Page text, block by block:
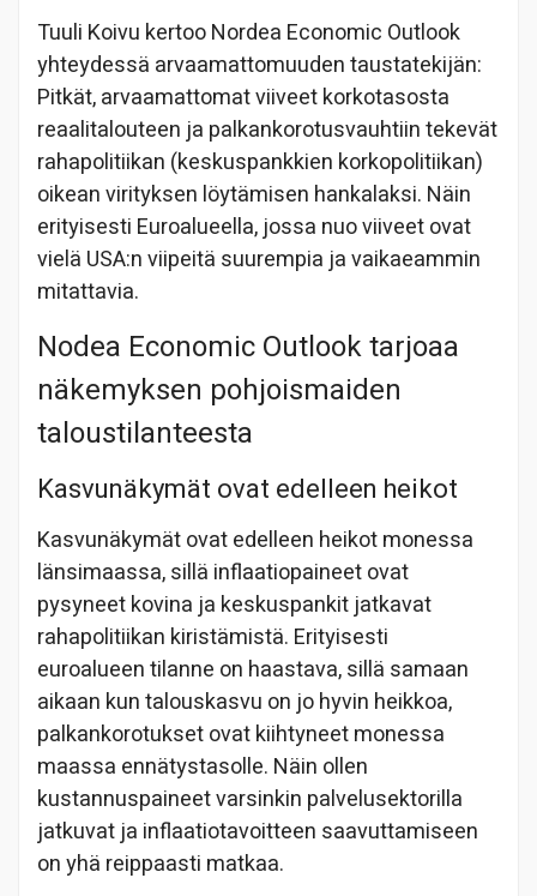
Tuuli Koivu kertoo Nordea Economic Outlook
yhteydessä arvaamattomuuden taustatekijän:
Pitkät, arvaamattomat viiveet korkotasosta
reaalitalouteen ja palkankorotusvauhtiin tekevät
rahapolitiikan (keskuspankkien korkopolitiikan)
oikean virityksen löytämisen hankalaksi. Näin
erityisesti Euroalueella, jossa nuo viiveet ovat
vielä USA:n viipeitä suurempia ja vaikaeammin
mitattavia.
Nodea Economic Outlook tarjoaa
näkemyksen pohjoismaiden
taloustilanteesta
Kasvunäkymät ovat edelleen heikot
Kasvunäkymät ovat edelleen heikot monessa
länsimaassa, sillä inflaatiopaineet ovat
pysyneet kovina ja keskuspankit jatkavat
rahapolitiikan kiristämistä. Erityisesti
euroalueen tilanne on haastava, sillä samaan
aikaan kun talouskasvu on jo hyvin heikkoa,
palkankorotukset ovat kiihtyneet monessa
maassa ennätystasolle. Näin ollen
kustannuspaineet varsinkin palvelusektorilla
jatkuvat ja inflaatiotavoitteen saavuttamiseen
on yhä reippaasti matkaa.